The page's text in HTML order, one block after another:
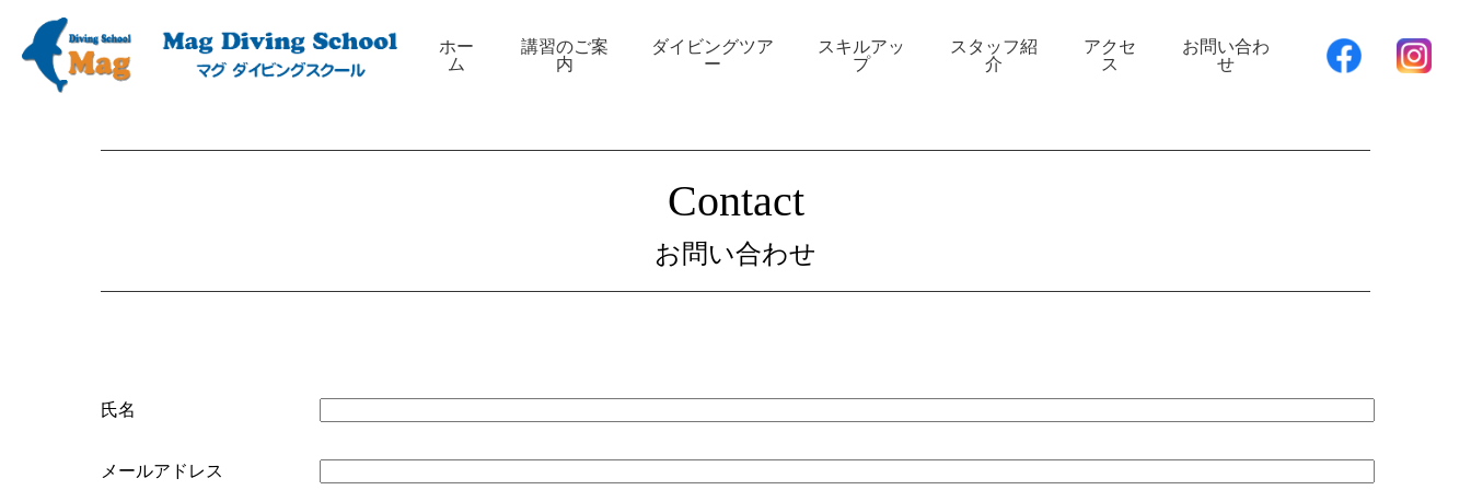
ホー
ム
講習のご案
内
ダイビングツア
ー
スキルアッ
プ
スタッフ紹
介
アクセ
ス
お問い合わ
せ
Contact
お問い合わせ
氏名
メールアドレス